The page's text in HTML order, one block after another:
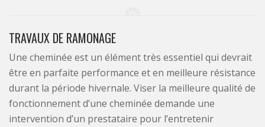
TRAVAUX DE RAMONAGE
Une cheminée est un élément très essentiel qui devrait
être en parfaite performance et en meilleure résistance
durant la période hivernale. Viser la meilleure qualité de
fonctionnement d’une cheminée demande une
intervention d’un prestataire pour l’entretenir